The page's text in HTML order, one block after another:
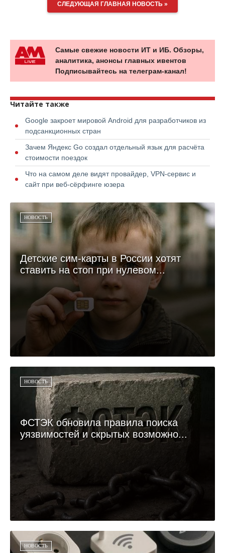
СЛЕДУЮЩАЯ ГЛАВНАЯ НОВОСТЬ »
Самые свежие новости ИТ и ИБ. Обзоры,
аналитика, анонсы главных ивентов
Подписывайтесь на телеграм-канал!
Читайте также
Google закроет мировой Android для разработчиков из
подсанкционных стран
Зачем Яндекс Go создал отдельный язык для расчёта
стоимости поездок
Что на самом деле видят провайдер, VPN-сервис и
сайт при веб-сёрфинге юзера
НОВОСТЬ
Детские сим-карты в России хотят
ставить на стоп при нулевом...
НОВОСТЬ
ФСТЭК обновила правила поиска
уязвимостей и скрытых возможно...
НОВОСТЬ